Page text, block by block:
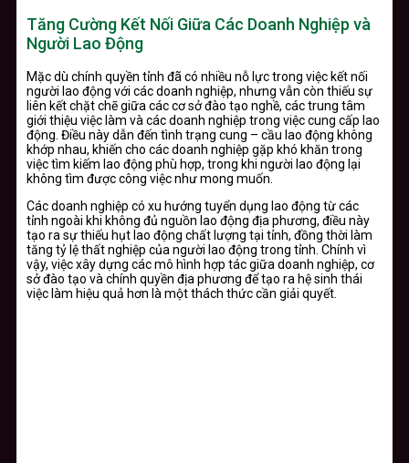
Tăng Cường Kết Nối Giữa Các Doanh Nghiệp và
Người Lao Động
Mặc dù chính quyền tỉnh đã có nhiều nỗ lực trong việc kết nối
người lao động với các doanh nghiệp, nhưng vẫn còn thiếu sự
liên kết chặt chẽ giữa các cơ sở đào tạo nghề, các trung tâm
giới thiệu việc làm và các doanh nghiệp trong việc cung cấp lao
động. Điều này dẫn đến tình trạng cung – cầu lao động không
khớp nhau, khiến cho các doanh nghiệp gặp khó khăn trong
việc tìm kiếm lao động phù hợp, trong khi người lao động lại
không tìm được công việc như mong muốn.
Các doanh nghiệp có xu hướng tuyển dụng lao động từ các
tỉnh ngoài khi không đủ nguồn lao động địa phương, điều này
tạo ra sự thiếu hụt lao động chất lượng tại tỉnh, đồng thời làm
tăng tỷ lệ thất nghiệp của người lao động trong tỉnh. Chính vì
vậy, việc xây dựng các mô hình hợp tác giữa doanh nghiệp, cơ
sở đào tạo và chính quyền địa phương để tạo ra hệ sinh thái
việc làm hiệu quả hơn là một thách thức cần giải quyết.